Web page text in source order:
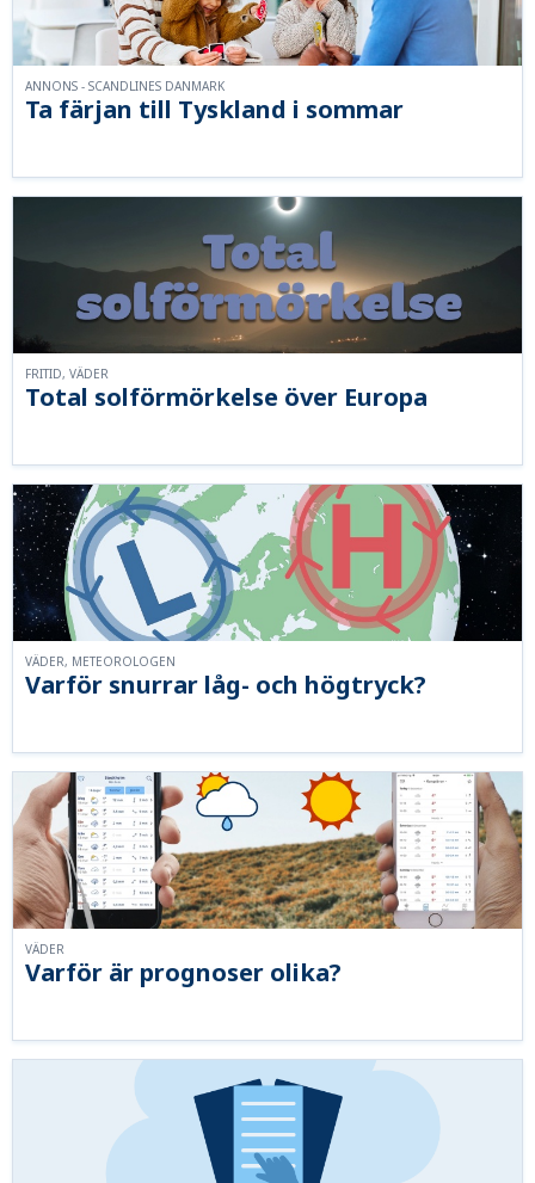
Ta färjan till Tyskland i sommar
ANNONS - SCANDLINES DANMARK
Total solförmörkelse över Europa
FRITID, VÄDER
Varför snurrar låg- och högtryck?
VÄDER, METEOROLOGEN
Varför är prognoser olika?
VÄDER